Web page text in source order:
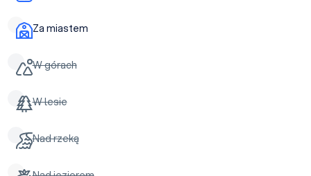
Za miastem
W górach
W lesie
Nad rzeką